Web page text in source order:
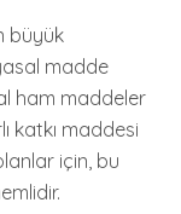
büyük
madde
ham maddeler
katkı maddesi
için, bu